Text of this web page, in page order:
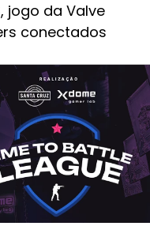
jogo da Valve
conectados